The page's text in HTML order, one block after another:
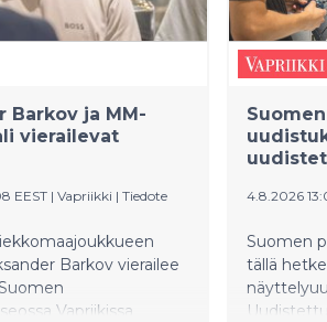
Barkov ja MM-
vierailevat
EEST | Vapriikki | Tiedote
Barkov vierailee
Vapriikissa
4.8.2026
Suomen
tällä